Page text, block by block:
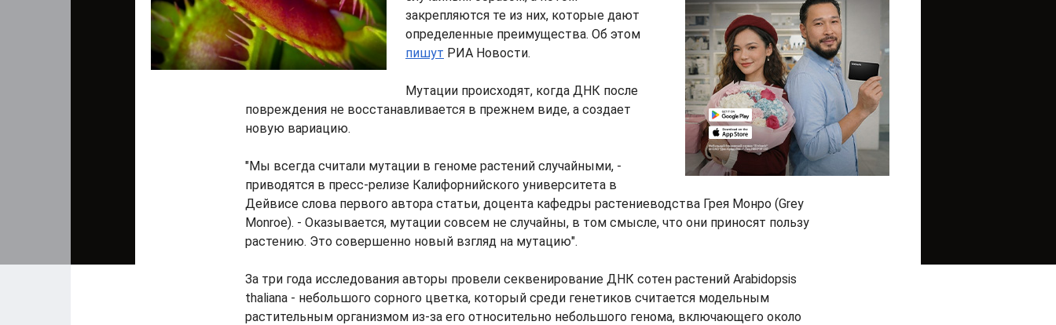
закрепляются те из них, которые дают
определенные преимущества. Об этом
пишут РИА Новости.
Мутации происходят, когда ДНК после
повреждения не восстанавливается в прежнем виде, а создает
новую вариацию.
"Мы всегда считали мутации в геноме растений случайными, -
приводятся в пресс-релизе Калифорнийского университета в
Дейвисе слова первого автора статьи, доцента кафедры растениеводства Грея Монро (Grey
Monroe). - Оказывается, мутации совсем не случайны, в том смысле, что они приносят пользу
растению. Это совершенно новый взгляд на мутацию".
За три года исследования авторы провели секвенирование ДНК сотен растений Arabidopsis
thaliana - небольшого сорного цветка, который среди генетиков считается модельным
растительным организмом из-за его относительно небольшого генома, включающего около